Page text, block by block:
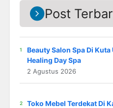
Post
Beauty Salon Spa Di
Healing Day Spa
2 Agustus 2026
Toko Mebel Terdekat Di